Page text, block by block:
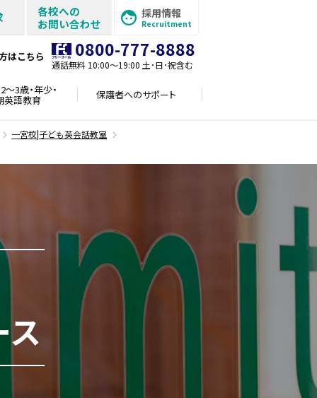
各校への
お問い合わせ
採用情報
Recruitment
はこちら 0800-777-8888
通話無料 10:00〜19:00 土･日･祝含む
～3歳・年少・
英語教育 保護者へのサポート
一宮校|子ども英会話教室